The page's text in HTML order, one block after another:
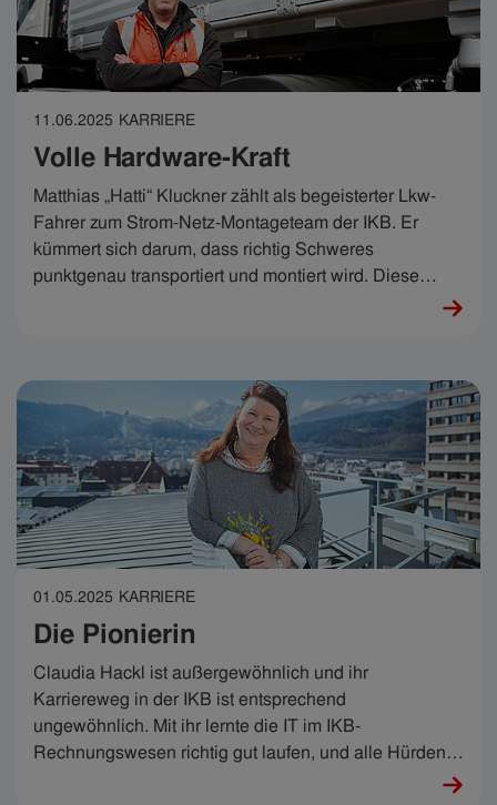
11.06.2025 KARRIERE
Volle Hardware-Kraft
Matthias „Hatti“ Kluckner zählt als begeisterter Lkw-
Fahrer zum Strom-Netz-Montageteam der IKB. Er
kümmert sich darum, dass richtig Schweres
punktgenau transportiert und montiert wird. Diese
grobe Arbeit erfordert auch enorm viel Feingefühl. Seit
01.05.2025 KARRIERE
Die Pionierin
Claudia Hackl ist außergewöhnlich und ihr
Karriereweg in der IKB ist entsprechend
ungewöhnlich. Mit ihr lernte die IT im IKB-
Rechnungswesen richtig gut laufen, und alle Hürden
hin zur Digitalisierung elegant zu überspringen. Über